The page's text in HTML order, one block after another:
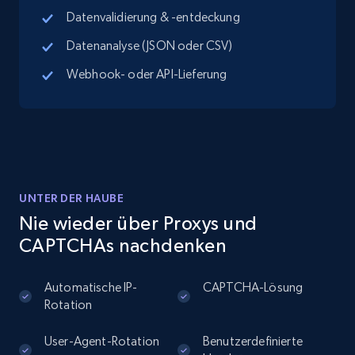
Instagram - Posts
URL, User posted, Description, Hashtags, Num
Instagram - Posts - Collects posts from a
specific URLs by using profile URL
comments, Date posted, Likes, Photos, and
more.
13.2K+ 1.6K+ Gratis testen
Datenvalidierung & -entdeckung
Datenanalyse (JSON oder CSV)
Webhook- oder API-Lieferung
UNTER DER HAUBE
Nie wieder über Proxys und
CAPTCHAs nachdenken
Automatische IP-
Rotation
CAPTCHA-Lösung
User-Agent-Rotation
Benutzerdefinierte